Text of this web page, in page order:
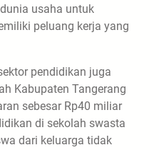
usaha untuk
peluang kerja yang
pendidikan juga
Kabupaten Tangerang
sebesar Rp40 miliar
di sekolah swasta
dari keluarga tidak